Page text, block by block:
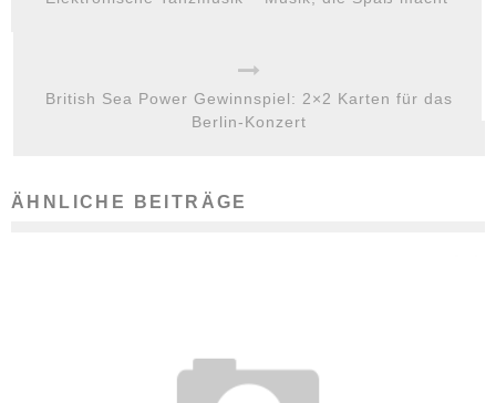
British Sea Power Gewinnspiel: 2×2 Karten für das
Berlin-Konzert
ÄHNLICHE BEITRÄGE